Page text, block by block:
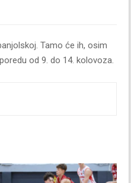
Tamo će ih, osim
od 9. do 14. kolovoza.